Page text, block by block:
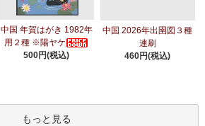
中国 年賀はがき 1982年
用２種 ※陽ヤケ
500円(税込)
中国 2026年出圉図３種
連刷
460円(税込)
もっと見る